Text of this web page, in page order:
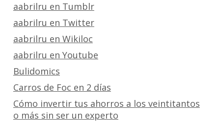
aabrilru en Tumblr
aabrilru en Twitter
aabrilru en Wikiloc
aabrilru en Youtube
Bulidomics
Carros de Foc en 2 días
Cómo invertir tus ahorros a los veintitantos
o más sin ser un experto